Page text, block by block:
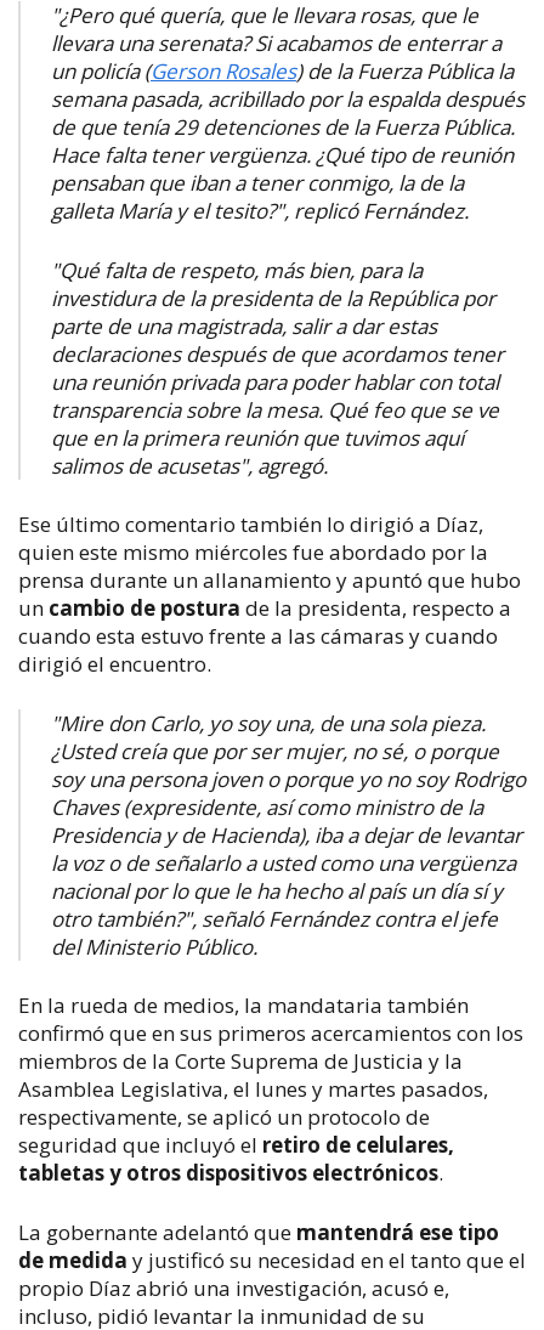
"¿Pero qué quería, que le llevara rosas, que le
llevara una serenata? Si acabamos de enterrar a
un policía (Gerson Rosales) de la Fuerza Pública la
semana pasada, acribillado por la espalda después
de que tenía 29 detenciones de la Fuerza Pública.
Hace falta tener vergüenza. ¿Qué tipo de reunión
pensaban que iban a tener conmigo, la de la
galleta María y el tesito?", replicó Fernández.
"Qué falta de respeto, más bien, para la
investidura de la presidenta de la República por
parte de una magistrada, salir a dar estas
declaraciones después de que acordamos tener
una reunión privada para poder hablar con total
transparencia sobre la mesa. Qué feo que se ve
que en la primera reunión que tuvimos aquí
salimos de acusetas", agregó.
Ese último comentario también lo dirigió a Díaz,
quien este mismo miércoles fue abordado por la
prensa durante un allanamiento y apuntó que hubo
un cambio de postura de la presidenta, respecto a
cuando esta estuvo frente a las cámaras y cuando
dirigió el encuentro.
"Mire don Carlo, yo soy una, de una sola pieza.
¿Usted creía que por ser mujer, no sé, o porque
soy una persona joven o porque yo no soy Rodrigo
Chaves (expresidente, así como ministro de la
Presidencia y de Hacienda), iba a dejar de levantar
la voz o de señalarlo a usted como una vergüenza
nacional por lo que le ha hecho al país un día sí y
otro también?", señaló Fernández contra el jefe
del Ministerio Público.
En la rueda de medios, la mandataria también
confirmó que en sus primeros acercamientos con los
miembros de la Corte Suprema de Justicia y la
Asamblea Legislativa, el lunes y martes pasados,
respectivamente, se aplicó un protocolo de
seguridad que incluyó el retiro de celulares,
tabletas y otros dispositivos electrónicos.
La gobernante adelantó que mantendrá ese tipo
de medida y justificó su necesidad en el tanto que el
propio Díaz abrió una investigación, acusó e,
incluso, pidió levantar la inmunidad de su